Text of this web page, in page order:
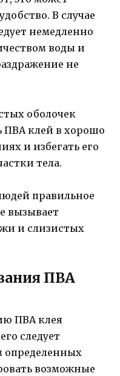
В случае
немедленно
воды и
не
оболочек
ПВА клей в хорошо
и избегать его
тела.
правильное
вызывает
и слизистых
ПВА
ПВА клея
следует
определенных
возможные